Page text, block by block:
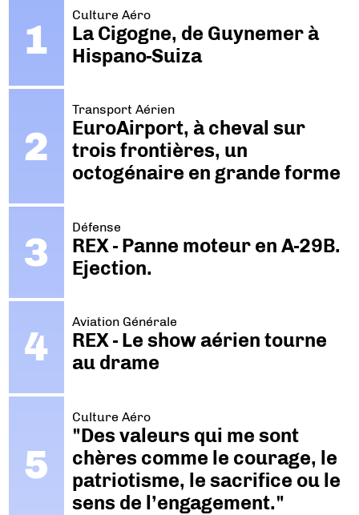
Culture Aéro
La Cigogne, de Guynemer à
Hispano-Suiza
Transport Aérien
EuroAirport, à cheval sur
trois frontières, un
octogénaire en grande forme
Défense
REX - Panne moteur en A-29B.
Ejection.
Aviation Générale
REX - Le show aérien tourne
au drame
Culture Aéro
"Des valeurs qui me sont
chères comme le courage, le
patriotisme, le sacrifice ou le
sens de l’engagement."